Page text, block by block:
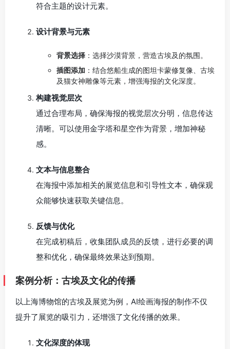
符合主题的设计元素。
设计背景与元素
背景选择 ：选择沙漠背景，营造古埃及的氛围。
插图添加 ：结合悠船生成的图坦卡蒙修复像、古埃
及猫女神雕像等元素，增强海报的文化深度。
构建视觉层次
通过合理布局，确保海报的视觉层次分明，信息传达
清晰。可以使用金字塔和星空作为背景，增加神秘
感。
文本与信息整合
在海报中添加相关的展览信息和引导性文本，确保观
众能够快速获取关键信息。
反馈与优化
在完成初稿后，收集团队成员的反馈，进行必要的调
整和优化，确保最终效果达到预期。
案例分析：古埃及文化的传播
以上海博物馆的古埃及展览为例，AI绘画海报的制作不仅
提升了展览的吸引力，还增强了文化传播的效果。
文化深度的体现